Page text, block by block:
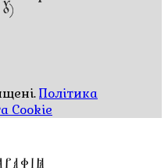
Політика
Cookie